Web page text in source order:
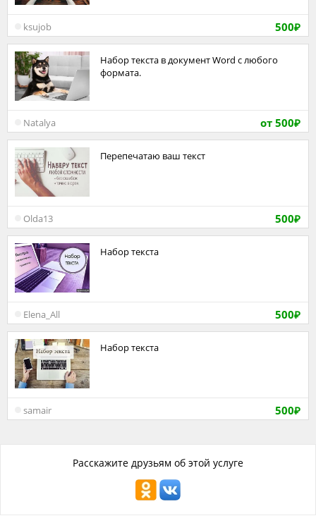
Расскажите друзьям об этой услуге
500₽
ksujob
Набор текста в документ Word с любого
формата.
от 500₽
Natalya
Перепечатаю ваш текст
500₽
Olda13
Набор текста
500₽
Elena_All
Набор текста
500₽
samair